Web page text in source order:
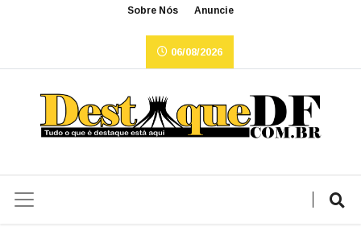
Sobre Nós Anuncie
06/08/2026